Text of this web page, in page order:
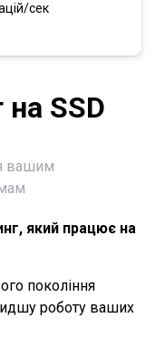
сек
SSD
вашим
який працює на
покоління
роботу ваших